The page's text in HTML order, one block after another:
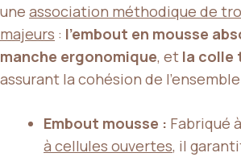
une association méthodique de
majeurs : l’embout en mousse
manche ergonomique, et la colle
assurant la cohésion de
Embout mousse : Fabriqué
à cellules ouvertes, il